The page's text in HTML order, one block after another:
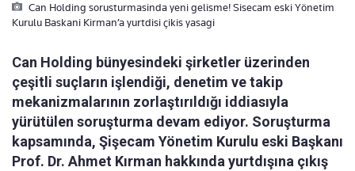
Can Holding sorusturmasinda yeni gelisme! Sisecam eski Yönetim
Kurulu Baskani Kirman’a yurtdisi çikis yasagi
Can Holding bünyesindeki şirketler üzerinden
çeşitli suçların işlendiği, denetim ve takip
mekanizmalarının zorlaştırıldığı iddiasıyla
yürütülen soruşturma devam ediyor. Soruşturma
kapsamında, Şişecam Yönetim Kurulu eski Başkanı
Prof. Dr. Ahmet Kırman hakkında yurtdışına çıkış